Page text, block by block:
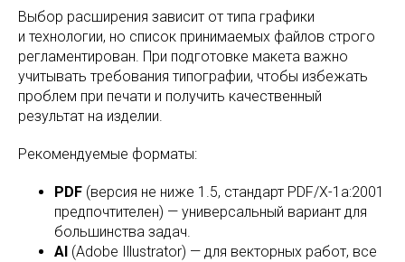
Выбор расширения зависит от типа графики
и технологии, но список принимаемых файлов строго
регламентирован. При подготовке макета важно
учитывать требования типографии, чтобы избежать
проблем при печати и получить качественный
результат на изделии.
Рекомендуемые форматы:
PDF (версия не ниже 1.5, стандарт PDF/X-1a:2001
предпочтителен) — универсальный вариант для
большинства задач.
AI (Adobe Illustrator) — для векторных работ, все